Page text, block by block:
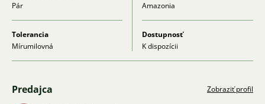
Pár
Amazonia
Tolerancia
Mírumilovná
Dostupnosť
K dispozícii
Predajca Zobraziť profil